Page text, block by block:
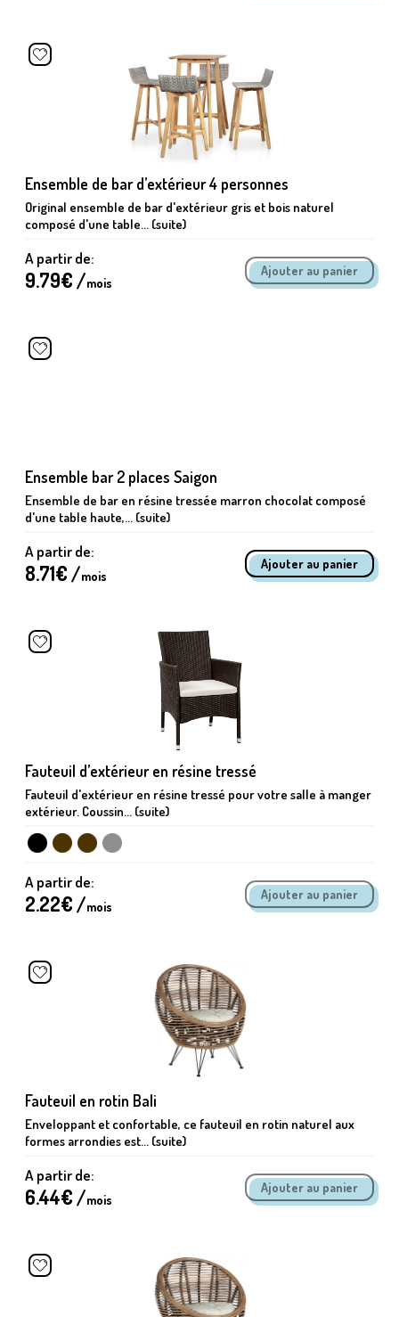
Ensemble de bar d’extérieur 4 personnes
Original ensemble de bar d'extérieur gris et bois naturel
composé d'une table... (suite)
A partir de:
9.79€ /mois
Ensemble bar 2 places Saigon
Ensemble de bar en résine tressée marron chocolat composé
d'une table haute,... (suite)
A partir de:
8.71€ /mois
Fauteuil d’extérieur en résine tressé
Fauteuil d'extérieur en résine tressé pour votre salle à manger
extérieur. Coussin... (suite)
A partir de:
2.22€ /mois
Fauteuil en rotin Bali
Enveloppant et confortable, ce fauteuil en rotin naturel aux
formes arrondies est... (suite)
A partir de:
6.44€ /mois